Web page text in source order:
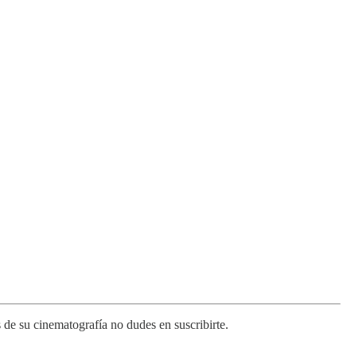
su cinematografía no dudes en suscribirte.